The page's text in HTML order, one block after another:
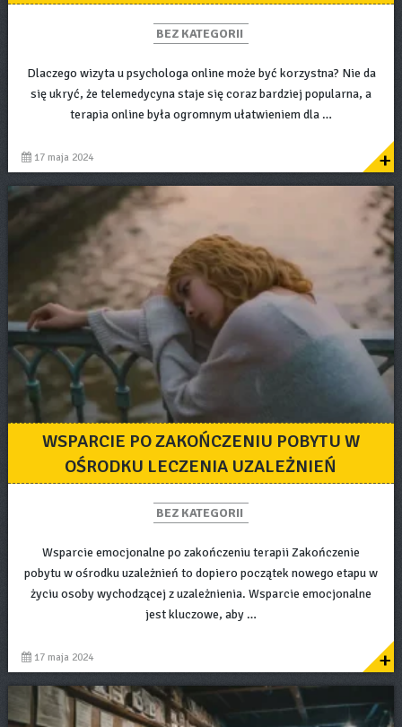
BEZ KATEGORII
Dlaczego wizyta u psychologa online może być korzystna? Nie da
się ukryć, że telemedycyna staje się coraz bardziej popularna, a
terapia online była ogromnym ułatwieniem dla …
17 maja 2024 +
WSPARCIE PO ZAKOŃCZENIU POBYTU W
OŚRODKU LECZENIA UZALEŻNIEŃ
BEZ KATEGORII
Wsparcie emocjonalne po zakończeniu terapii Zakończenie
pobytu w ośrodku uzależnień to dopiero początek nowego etapu w
życiu osoby wychodzącej z uzależnienia. Wsparcie emocjonalne
jest kluczowe, aby …
17 maja 2024 +